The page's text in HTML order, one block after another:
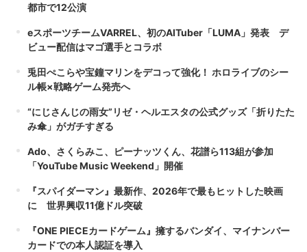
都市で12公演
eスポーツチームVARREL、初のAITuber「LUMA」発表 デ
ビュー配信はマゴ選手とコラボ
兎田ぺこらや宝鐘マリンをデコって強化！ ホロライブのシー
ル帳×戦略ゲーム発売へ
“にじさんじの雨女”リゼ・ヘルエスタの公式グッズ「折りたた
み傘」がガチすぎる
Ado、さくらみこ、ピーナッツくん、花譜ら113組が参加
「YouTube Music Weekend」開催
『スパイダーマン』最新作、2026年で最もヒットした映画
に 世界興収11億ドル突破
『ONE PIECEカードゲーム』擁するバンダイ、マイナンバー
カードでの本人認証を導入